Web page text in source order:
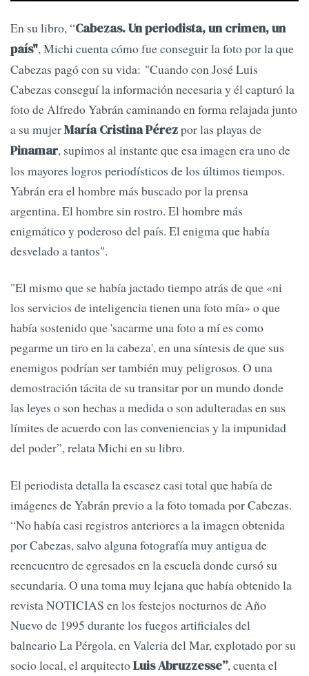
En su libro, “Cabezas. Un periodista, un crimen, un
país", Michi cuenta cómo fue conseguir la foto por la que
Cabezas pagó con su vida: "Cuando con José Luis
Cabezas conseguí la información necesaria y él capturó la
foto de Alfredo Yabrán caminando en forma relajada junto
a su mujerMaría Cristina Pérezpor las playas de
Pinamar, supimos al instante que esa imagen era uno de
los mayores logros periodísticos de los últimos tiempos.
Yabrán era el hombre más buscado por la prensa
argentina. El hombre sin rostro. El hombre más
enigmático y poderoso del país. El enigma que había
desvelado a tantos".
"El mismo que se había jactado tiempo atrás de que «ni
los servicios de inteligencia tienen una foto mía» o que
había sostenido que 'sacarme una foto a mí es como
pegarme un tiro en la cabeza', en una síntesis de que sus
enemigos podrían ser también muy peligrosos. O una
demostración tácita de su transitar por un mundo donde
las leyes o son hechas a medida o son adulteradas en sus
límites de acuerdo con las conveniencias y la impunidad
del poder”, relata Michi en su libro.
El periodista detalla la escasez casi total que había de
imágenes de Yabrán previo a la foto tomada por Cabezas.
“No había casi registros anteriores a la imagen obtenida
por Cabezas, salvo alguna fotografía muy antigua de
reencuentro de egresados en la escuela donde cursó su
secundaria. O una toma muy lejana que había obtenido la
revista NOTICIAS en los festejos nocturnos de Año
Nuevo de 1995 durante los fuegos artificiales del
balneario La Pérgola, en Valeria del Mar, explotado por su
socio local, el arquitectoLuis Abruzzesse”, cuenta el